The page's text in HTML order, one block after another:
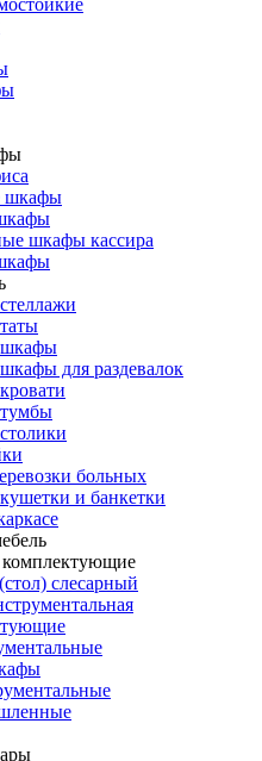
шкафы
шкафы кассира
для раздевалок
больных
и банкетки
слесарный